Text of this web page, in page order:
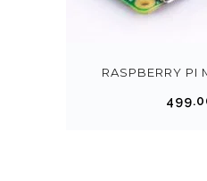
RASPBERRY PI